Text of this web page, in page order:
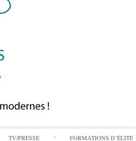
TV/PRESSE FORMATIONS D’ÉLITE